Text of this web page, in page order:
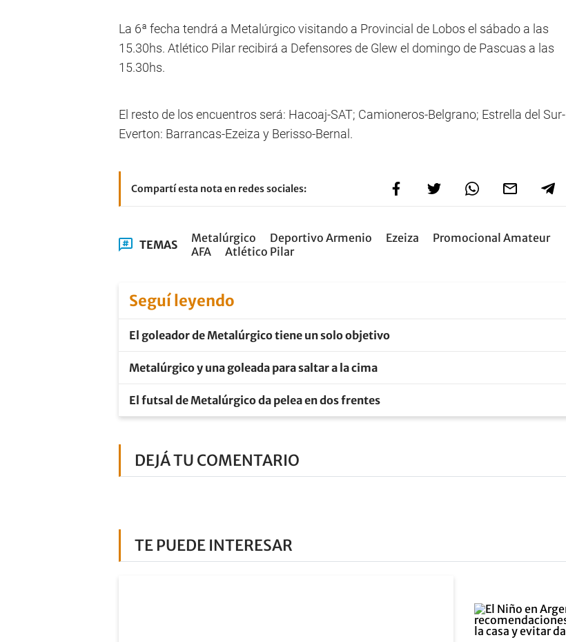
La 6ª fecha tendrá a Metalúrgico visitando a Provincial de Lobos el sábado a las
15.30hs. Atlético Pilar recibirá a Defensores de Glew el domingo de Pascuas a las
15.30hs.
El resto de los encuentros será: Hacoaj-SAT; Camioneros-Belgrano; Estrella del Sur-
Everton: Barrancas-Ezeiza y Berisso-Bernal.
Compartí esta nota en redes sociales:
TEMAS Metalúrgico Deportivo Armenio Ezeiza
Promocional Amateur
AFA
Atlético Pilar
Seguí leyendo
El goleador de Metalúrgico tiene un solo objetivo
Metalúrgico y una goleada para saltar a la cima
El futsal de Metalúrgico da pelea en dos frentes
DEJÁ TU COMENTARIO
TE PUEDE INTERESAR